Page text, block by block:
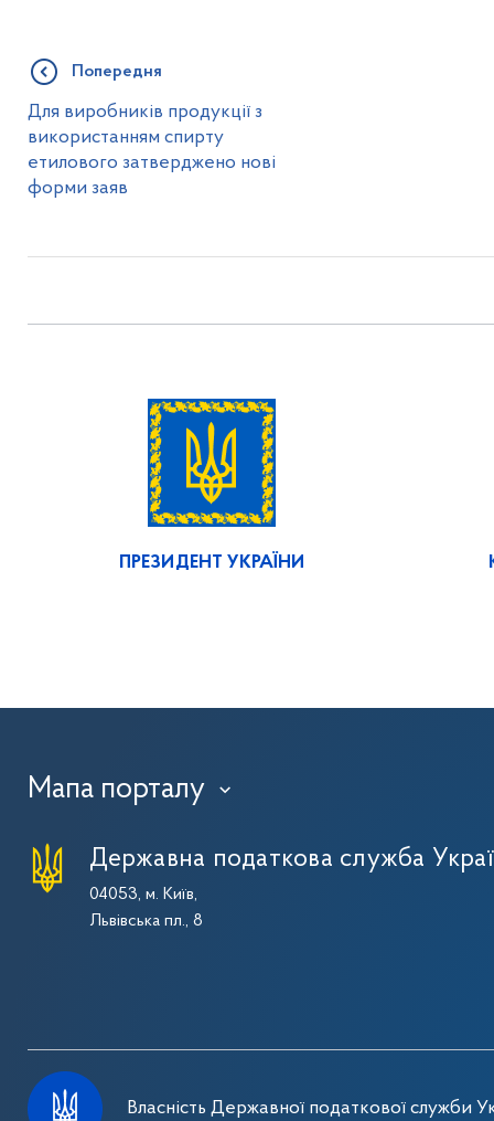
Попередня
Для виробників продукції з
використанням спирту
етилового затверджено нові
форми заяв
ПРЕЗИДЕНТ УКРАЇНИ
Мапа порталу ›
Державна податкова служба
04053, м. Київ,
Львівська пл., 8
Власність Державної податкової служби